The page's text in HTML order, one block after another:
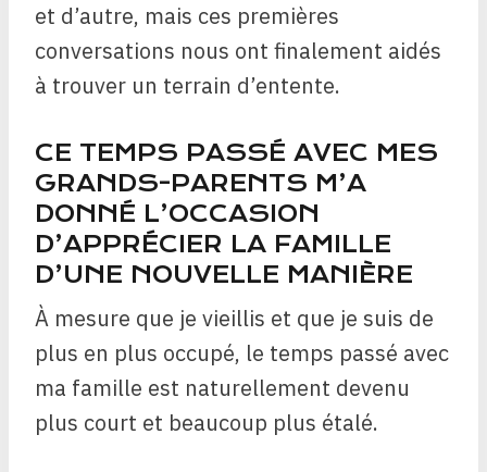
et d’autre, mais ces premières
conversations nous ont finalement aidés
à trouver un terrain d’entente.
CE TEMPS PASSÉ AVEC MES
GRANDS-PARENTS M’A
DONNÉ L’OCCASION
D’APPRÉCIER LA FAMILLE
D’UNE NOUVELLE MANIÈRE
À mesure que je vieillis et que je suis de
plus en plus occupé, le temps passé avec
ma famille est naturellement devenu
plus court et beaucoup plus étalé.